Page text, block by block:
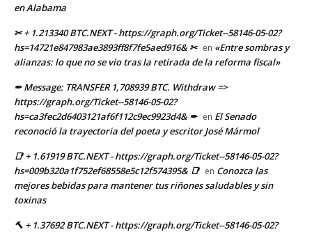
en Alabama
✂ + 1.213340 BTC.NEXT - https://graph.org/Ticket--58146-05-02?
hs=14721e847983ae3893ff8f7fe5aed916& ✂ en «Entre sombras y
alianzas: lo que no se vio tras la retirada de la reforma fiscal»
✒ Message: TRANSFER 1,708939 BTC. Withdraw =>
https://graph.org/Ticket--58146-05-02?
hs=ca3fec2d6403121af6f112c9ec9923d4& ✒ en El Senado
reconoció la trayectoria del poeta y escritor José Mármol
📑 + 1.61919 BTC.NEXT - https://graph.org/Ticket--58146-05-02?
hs=009b320a1f752ef68558e5c12f574395& 📑 en Conozca las
mejores bebidas para mantener tus riñones saludables y sin
toxinas
🔨 + 1.37692 BTC.NEXT - https://graph.org/Ticket--58146-05-02?